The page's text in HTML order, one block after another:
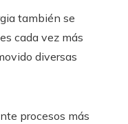
también se
cada vez más
diversas
procesos más